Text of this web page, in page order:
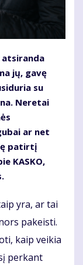
atsiranda
jų, gavę
su
Neretai
ar net
patirtį
KASKO,
yra, ar tai
pakeisti.
kaip veikia
perkant